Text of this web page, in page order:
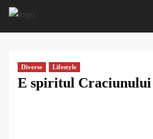
Sari
Diverse Lifestyle
E spiritul Craciunului